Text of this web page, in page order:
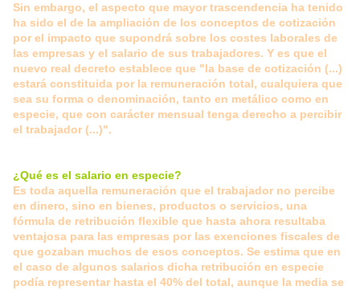
Sin embargo, el aspecto que mayor trascendencia ha tenido
ha sido el de la ampliación de los conceptos de cotización
por el impacto que supondrá sobre los costes laborales de
las empresas y el salario de sus trabajadores. Y es que el
nuevo real decreto establece que "la base de cotización (...)
estará constituida por la remuneración total, cualquiera que
sea su forma o denominación, tanto en metálico como en
especie, que con carácter mensual tenga derecho a percibir
el trabajador (...)".
¿Qué es el salario en especie?
Es toda aquella remuneración que el trabajador no percibe
en dinero, sino en bienes, productos o servicios, una
fórmula de retribución flexible que hasta ahora resultaba
ventajosa para las empresas por las exenciones fiscales de
que gozaban muchos de esos conceptos. Se estima que en
el caso de algunos salarios dicha retribución en especie
podía representar hasta el 40% del total, aunque la media se